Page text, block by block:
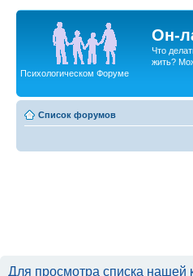
Он-
Что
жить?
Психологическом Форуме
Список форумов
Для просмотра списка